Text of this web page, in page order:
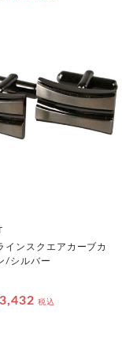
インスクエアカーブカ
/シルバー
税込